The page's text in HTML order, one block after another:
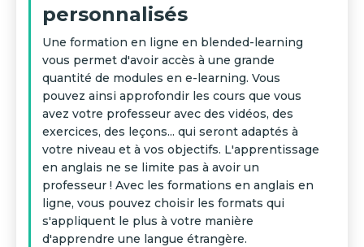
personnalisés
Une formation en ligne en blended-learning
vous permet d'avoir accès à une grande
quantité de modules en e-learning. Vous
pouvez ainsi approfondir les cours que vous
avez votre professeur avec des vidéos, des
exercices, des leçons... qui seront adaptés à
votre niveau et à vos objectifs. L'apprentissage
en anglais ne se limite pas à avoir un
professeur ! Avec les formations en anglais en
ligne, vous pouvez choisir les formats qui
s'appliquent le plus à votre manière
d'apprendre une langue étrangère.